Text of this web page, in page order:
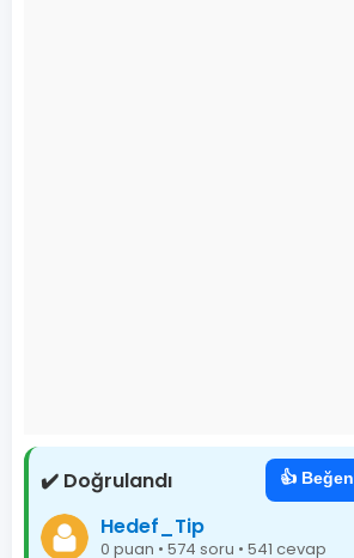
✔️ Doğrulandı 👍 Beğen
Hedef_Tip
0 puan • 574 soru • 541 cevap